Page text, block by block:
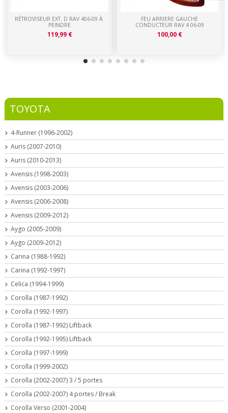
RÉTROVISEUR EXT. D RAV 406-09 À
PEINDRE
119,99 €
FEU ARRIERE GAUCHE
CONDUCTEUR RAV 4 06-09
100,00 €
TOYOTA
4-Runner (1996-2002)
Auris (2007-2010)
Auris (2010-2013)
Avensis (1998-2003)
Avensis (2003-2006)
Avensis (2006-2008)
Avensis (2009-2012)
Aygo (2005-2009)
Aygo (2009-2012)
Carina (1988-1992)
Carina (1992-1997)
Celica (1994-1999)
Corolla (1987-1992)
Corolla (1992-1997)
Corolla (1987-1992) Liftback
Corolla (1992-1995) Liftback
Corolla (1997-1999)
Corolla (1999-2002)
Corolla (2002-2007) 3 / 5 portes
Corolla (2002-2007) 4 portes / Break
Corolla Verso (2001-2004)